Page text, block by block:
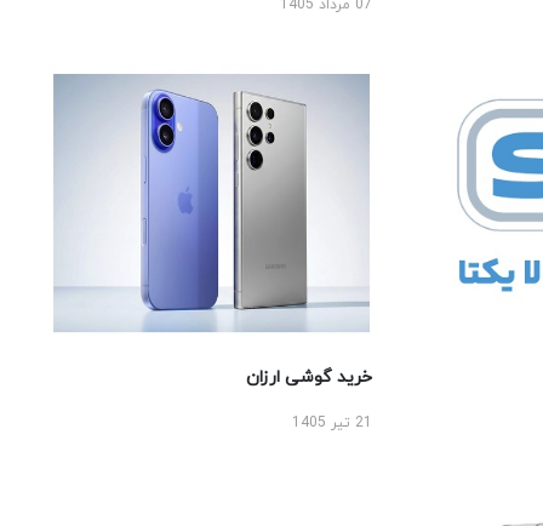
07 مرداد 1405
خرید گوشی ارزان